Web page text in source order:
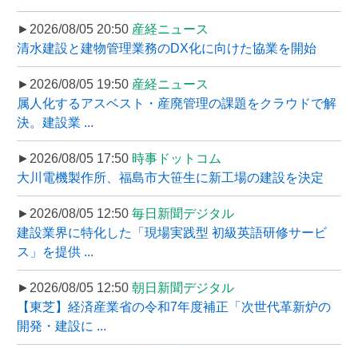
►2026/08/05 20:50 産経ニュース
清水建設と建物管理業務のDX化に向けた協業を開始
►2026/08/05 19:50 産経ニュース
属人化するアスベスト・産廃管理の課題をクラウドで解
決。建設業 ...
►2026/08/05 17:50 時事ドットコム
大川電機製作所、福島市大笹生に新工場の建設を決定
►2026/08/05 12:50 毎日新聞デジタル
建設業界に特化した「現場実践型 初級英語研修サービ
ス」を提供 ...
►2026/08/05 12:50 朝日新聞デジタル
【東芝】経済産業省の令和7年度補正「次世代革新炉の
開発・建設に ...